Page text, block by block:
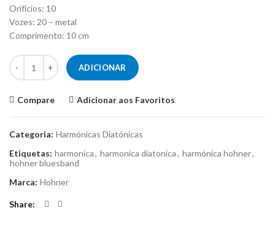
Orifícios: 10
Vozes: 20 – metal
Comprimento: 10 cm
Quantidade de Harmónica Hohner BluesBand 559/20
ADICIONAR
Compare Adicionar aos Favoritos
Categoria: Harmónicas Diatónicas
Etiquetas: harmonica, harmonica diatonica, harmónica hohner,
hohner bluesband
Marca: Hohner
Share